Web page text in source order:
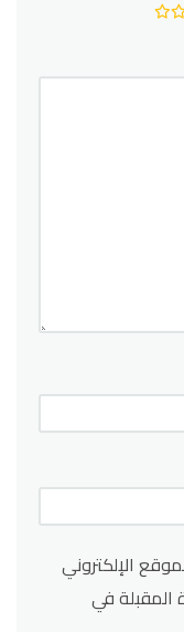
الإلكتروني
المقبلة في